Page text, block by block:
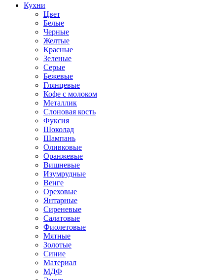
Кухни
Цвет
Белые
Черные
Желтые
Красные
Зеленые
Серые
Бежевые
Глянцевые
Кофе с молоком
Металлик
Слоновая кость
Фуксия
Шоколад
Шампань
Оливковые
Оранжевые
Вишневые
Изумрудные
Венге
Ореховые
Янтарные
Сиреневые
Салатовые
Фиолетовые
Мятные
Золотые
Синие
Материал
МДФ